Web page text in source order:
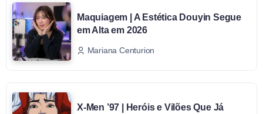
Maquiagem | A Estética Douyin Segue
em Alta em 2026
Mariana Centurion
X-Men ’97 | Heróis e Vilões Que Já